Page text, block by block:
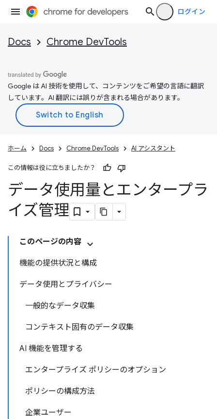
ログイン
Docs Chrome DevTools
Google は AI 技術を使用して、コンテンツをご希望の言語に翻訳
しています。AI 翻訳には誤りが含まれる場合があります。
ホーム Docs Chrome DevTools AI アシスタント
この情報は役に立ちましたか？
データ使用量とエンタープラ
イズ管理
このページの内容
機能の提供状況と構成
データ使用とプライバシー
一般的なデータ収集
コンテキスト固有のデータ収集
AI 機能を管理する
エンタープライズ ポリシーのオプション
ポリシーの構成方法
企業ユーザー